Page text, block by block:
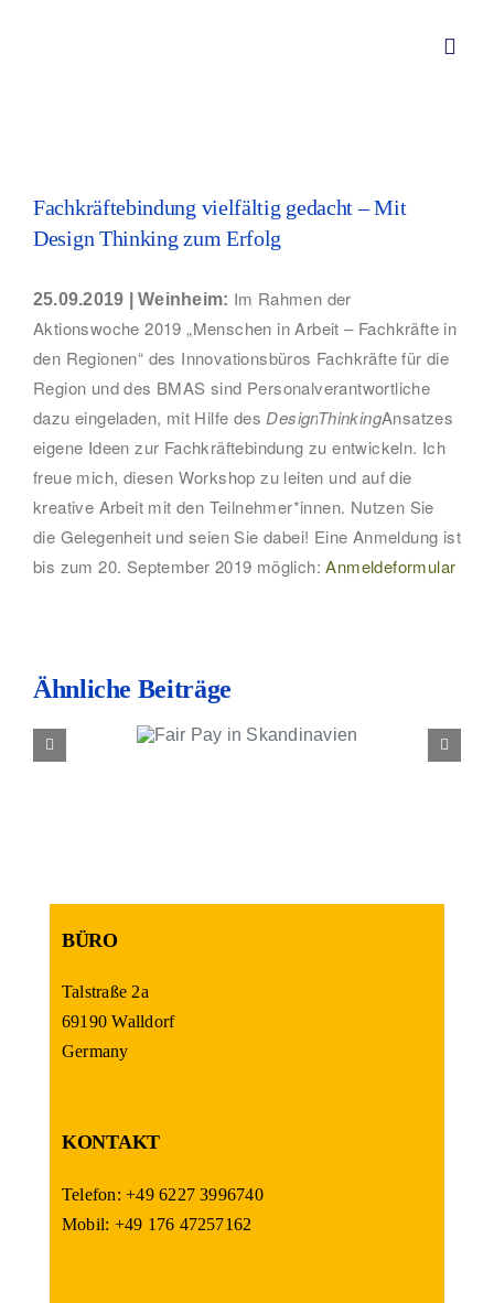
Über mich
Aktuelles
Kundenstimmen
Kontakt
grösseres
Bild
Fachkräftebindung vielfältig gedacht – Mit
Design Thinking zum Erfolg
25.09.2019 | Weinheim: Im Rahmen der
Aktionswoche 2019 „Menschen in Arbeit – Fachkräfte in
den Regionen“ des Innovationsbüros Fachkräfte für die
Region und des BMAS sind Personalverantwortliche
dazu eingeladen, mit Hilfe des DesignThinkingAnsatzes
eigene Ideen zur Fachkräftebindung zu entwickeln. Ich
freue mich, diesen Workshop zu leiten und auf die
kreative Arbeit mit den Teilnehmer*innen. Nutzen Sie
die Gelegenheit und seien Sie dabei! Eine Anmeldung ist
bis zum 20. September 2019 möglich: Anmeldeformular
Ähnliche Beiträge
Pay in
BÜRO
Talstraße 2a
69190 Walldorf
Germany
KONTAKT
Telefon: +49 6227 3996740
Mobil: +49 176 47257162